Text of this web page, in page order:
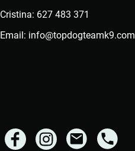
Cristina: 627 483 371
Email: info@topdogteamk9.com